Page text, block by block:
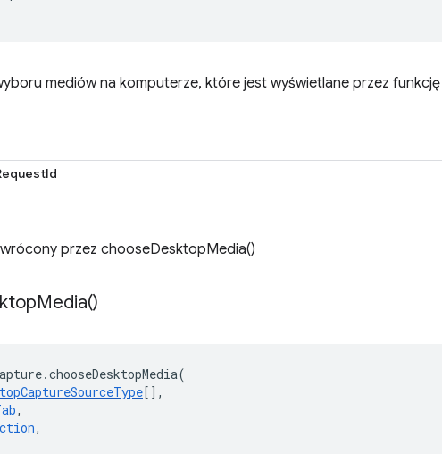
mediów na komputerze, które jest wyświetlane przez
przez chooseDesktopMedia()
Media()
.chooseDesktopMedia(
[],
,
,